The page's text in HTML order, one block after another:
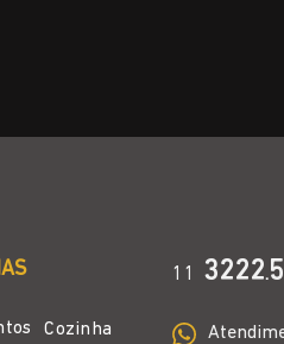
Cozinha
11 3222.